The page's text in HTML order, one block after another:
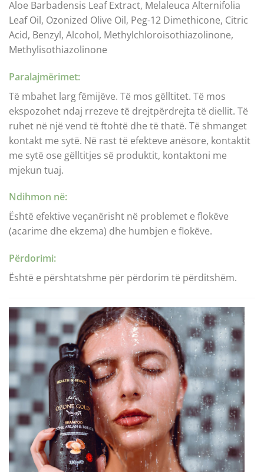
Aloe Barbadensis Leaf Extract, Melaleuca Alternifolia
Leaf Oil, Ozonized Olive Oil, Peg-12 Dimethicone, Citric
Acid, Benzyl, Alcohol, Methylchloroisothiazolinone,
Methylisothiazolinone
Paralajmërimet:
Të mbahet larg fëmijëve. Të mos gëlltitet. Të mos
ekspozohet ndaj rrezeve të drejtpërdrejta të diellit. Të
ruhet në një vend të ftohtë dhe të thatë. Të shmanget
kontakt me sytë. Në rast të efekteve anësore, kontaktit
me sytë ose gëlltitjes së produktit, kontaktoni me
mjekun tuaj.
Ndihmon në:
Është efektive veçanërisht në problemet e flokëve
(acarime dhe ekzema) dhe humbjen e flokëve.
Përdorimi:
Është e përshtatshme për përdorim të përditshëm.